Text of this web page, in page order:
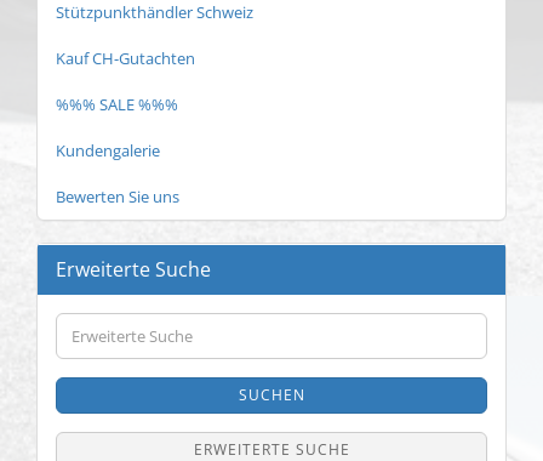
Stützpunkthändler Schweiz
Kauf CH-Gutachten
%%% SALE %%%
Kundengalerie
Bewerten Sie uns
Erweiterte Suche
Erweiterte
Suche
SUCHEN
ERWEITERTE SUCHE